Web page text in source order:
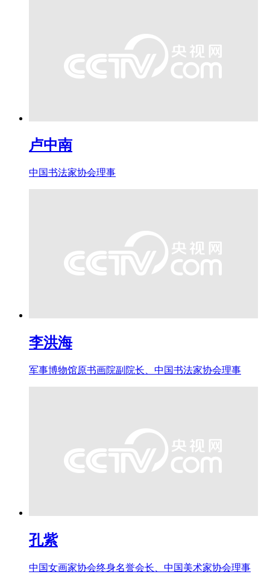
卢中南
中国书法家协会理事
李洪海
军事博物馆原书画院副院长、中国书法家协会理事
孔紫
中国女画家协会终身名誉会长、中国美术家协会理事